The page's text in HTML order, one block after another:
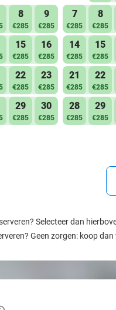
8
€285
9
€285
15
€285
16
€285
22
€285
23
€285
29
€285
30
€285
7
€285
8
€285
14
€285
15
€285
21
€285
22
€285
28
€285
29
€285
Selecteer dan
Geen zorgen: koop dan